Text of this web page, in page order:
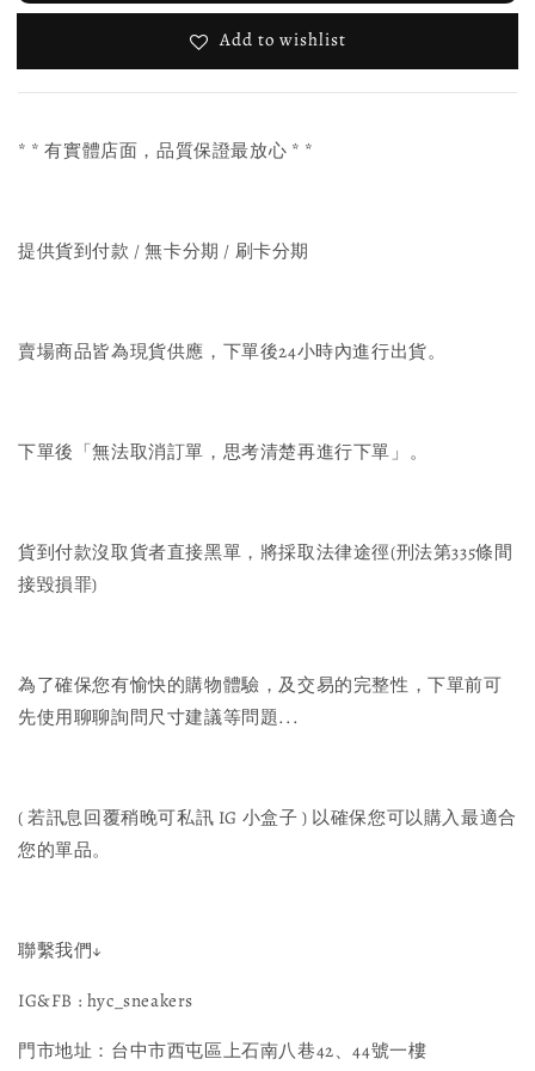
Add to wishlist
* * 有實體店面，品質保證最放心 * *
提供貨到付款 / 無卡分期 / 刷卡分期
賣場商品皆為現貨供應，下單後24小時內進行出貨。
下單後「無法取消訂單，思考清楚再進行下單」。
貨到付款沒取貨者直接黑單，將採取法律途徑(刑法第335條間
接毀損罪)
為了確保您有愉快的購物體驗，及交易的完整性，下單前可
先使用聊聊詢問尺寸建議等問題...
( 若訊息回覆稍晚可私訊 IG 小盒子 ) 以確保您可以購入最適合
您的單品。
聯繫我們↓
IG&FB : hyc_sneakers
門市地址：台中市西屯區上石南八巷42、44號一樓